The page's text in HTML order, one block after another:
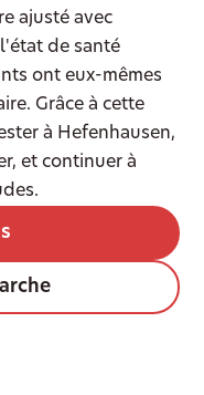
ajusté avec
de santé
ont eux-mêmes
Grâce à cette
à Hefenhausen,
et continuer à